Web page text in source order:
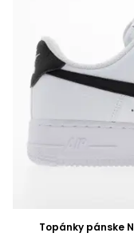
Topánky pánske